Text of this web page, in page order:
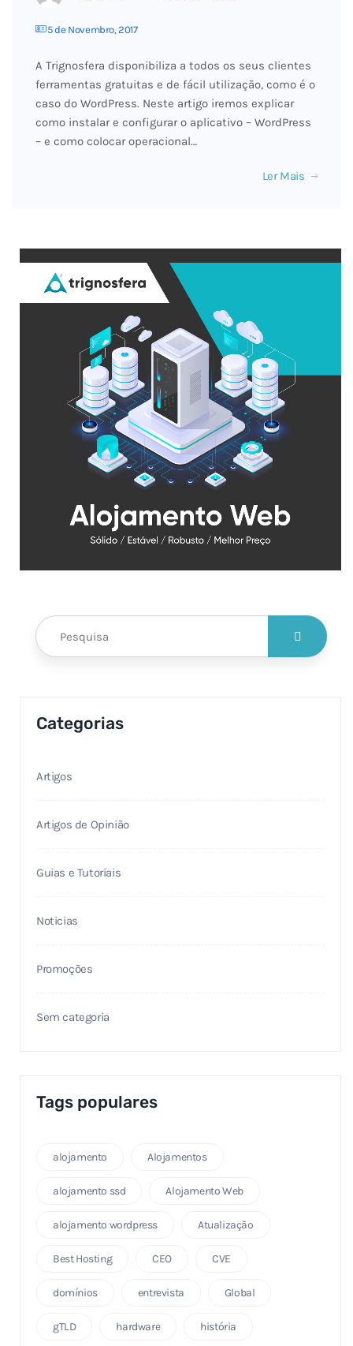
5 de Novembro, 2017
A Trignosfera disponibiliza a todos os seus clientes
ferramentas gratuitas e de fácil utilização, como é o
caso do WordPress. Neste artigo iremos explicar
como instalar e configurar o aplicativo – WordPress
– e como colocar operacional…
Ler Mais
Categorias
Artigos
Artigos de Opinião
Guias e Tutoriais
Noticias
Promoções
Sem categoria
Tags populares
alojamento Alojamentos
alojamento ssd Alojamento Web
alojamento wordpress Atualização
Best Hosting CEO CVE
domínios entrevista Global
gTLD hardware história